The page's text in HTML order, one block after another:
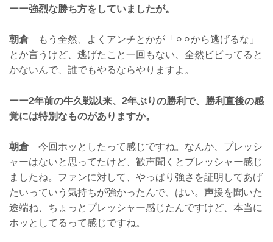
ーー強烈な勝ち方をしていましたが。
朝倉もう全然、よくアンチとかが「⚪︎⚪︎から逃げるな」
とか言うけど、逃げたこと一回もない、全然ビビってると
かないんで、誰でもやるならやりますよ。
ーー2年前の牛久戦以来、2年ぶりの勝利で、勝利直後の感
覚には特別なものがありますか。
朝倉今回ホッとしたって感じですね。なんか、プレッシ
ャーはないと思ってたけど、歓声聞くとプレッシャー感じ
ましたね。ファンに対して、やっぱり強さを証明してあげ
たいっていう気持ちが強かったんで、はい。声援を聞いた
途端ね、ちょっとプレッシャー感じたんですけど、本当に
ホッとしてるって感じですね。